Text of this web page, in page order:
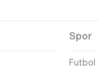
Spor
Futbol